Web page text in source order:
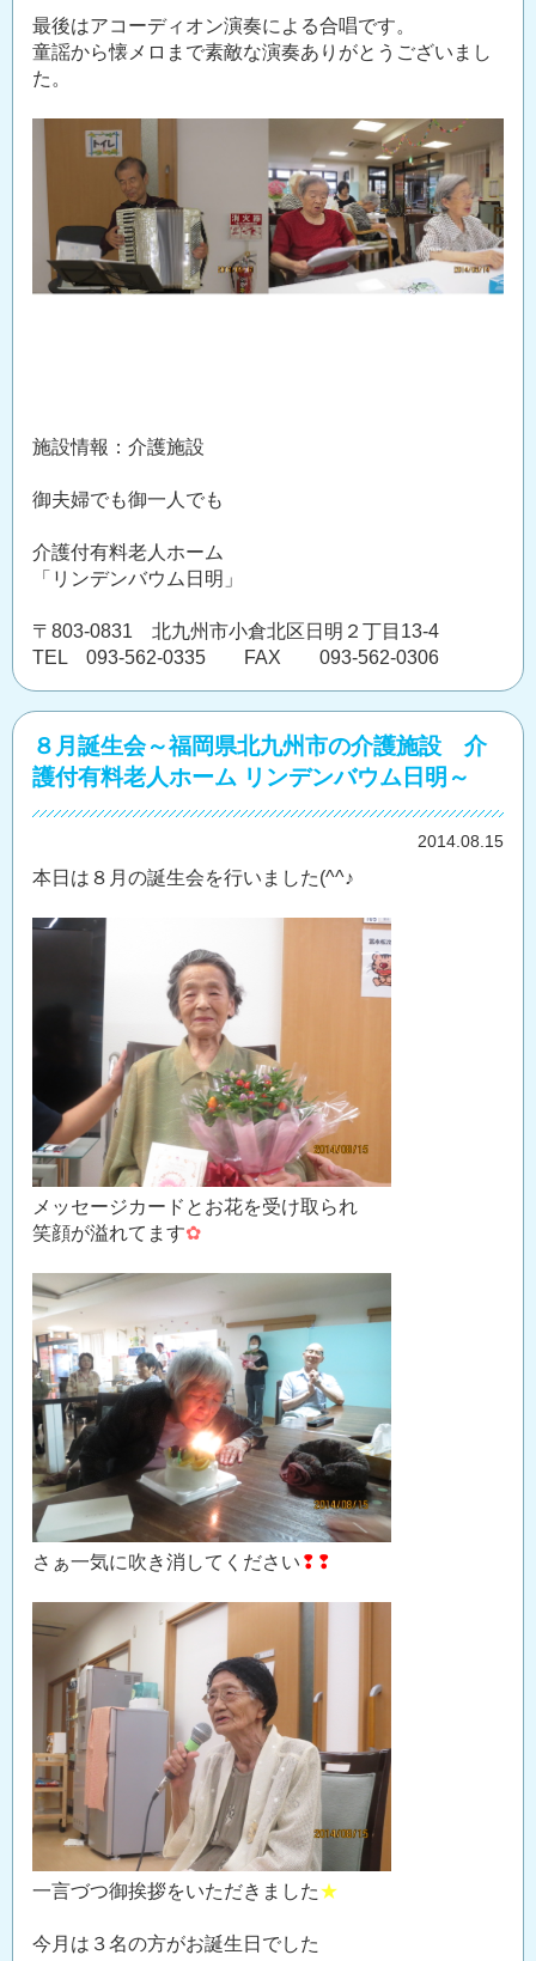
最後はアコーディオン演奏による合唱です。
童謡から懐メロまで素敵な演奏ありがとうございまし
た。
施設情報：介護施設
御夫婦でも御一人でも
介護付有料老人ホーム
「リンデンバウム日明」
〒803-0831 北九州市小倉北区日明２丁目13-4
TEL 093-562-0335 FAX 093-562-0306
８月誕生会～福岡県北九州市の介護施設 介
護付有料老人ホーム リンデンバウム日明～
2014.08.15
本日は８月の誕生会を行いました(^^♪
メッセージカードとお花を受け取られ
笑顔が溢れてます✿
さぁ一気に吹き消してください ❢❢
一言づつ御挨拶をいただきました★
今月は３名の方がお誕生日でした